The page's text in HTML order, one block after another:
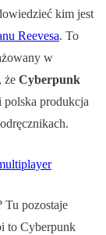
kim jest
Reevesa. To
w
że Cyberpunk
polska produkcja
Tu pozostaje
to Cyberpunk